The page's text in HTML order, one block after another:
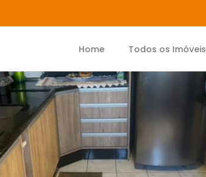
Home Todos os Imóveis